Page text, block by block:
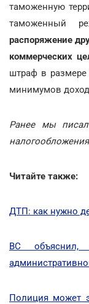
таможенную
таможенный
распоряжение
коммерческих
штраф в
минимумов
Ранее мы
Читайте также:
ДТП: как нужно
ВС объяснил,
Полиция может